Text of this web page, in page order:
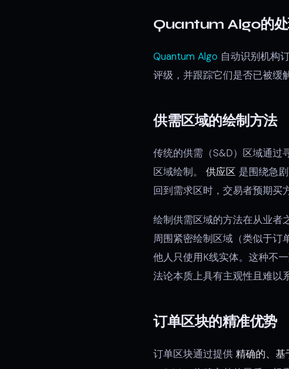
Quantum Algo的处
Quantum Algo 自动识别机构
评级，并跟踪它们是否已被缓
供需区域的绘制方法
传统的供需（S&D）区域通过
区域绘制。 供应区 是围绕急
回到需求区时，交易者预期买
绘制供需区域的方法在从业者
周围紧密绘制区域（类似于订
他人只使用K线实体。这种不
法论本质上具有主观性且难以
订单区块的精准优势
订单区块通过提供 精确的、基